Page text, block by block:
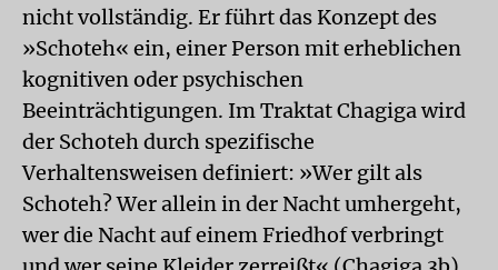
nicht vollständig. Er führt das Konzept des
»Schoteh« ein, einer Person mit erheblichen
kognitiven oder psychischen
Beeinträchtigungen. Im Traktat Chagiga wird
der Schoteh durch spezifische
Verhaltensweisen definiert: »Wer gilt als
Schoteh? Wer allein in der Nacht umhergeht,
wer die Nacht auf einem Friedhof verbringt